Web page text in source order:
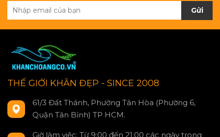
Gửi
THẾ GIỚI KHĂN ĐẸP - SINCE 2008
61/3 Đất Thánh, Phường Tân Hòa (Phường 6,
Quận Tân Bình) TP HCM.
Giờ làm việc: Từ 9:00 đến 21:00 các ngày trong